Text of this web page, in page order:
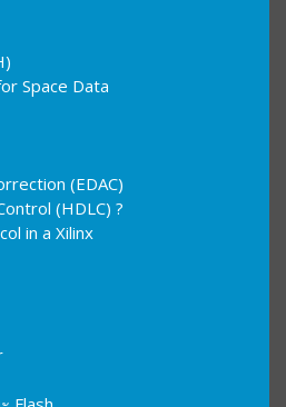
Space Data
(EDAC)
(HDLC) ?
in a Xilinx